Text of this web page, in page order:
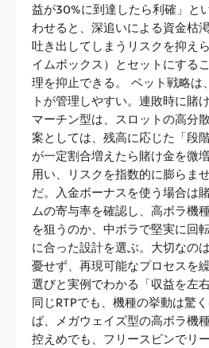
益が30%に到達したら利確」と
わせると、深追いによる資金枯
吐き出してしまうリスクを抑え
イムボックス）とセットにする
理を抑止できる。 ベット戦略は
トが管理しやすい。連敗時に賭
マーチン型は、スロットの高分
案としては、残高に応じた「段
が一定割合増えたら賭け金を微
用い、リスクを指数的に膨らま
だ。入金ボーナスを使う場合は
ムの寄与率を確認し、高ボラ機
を狙うのか、中ボラで堅実に回
に合った設計を選ぶ。大切なの
憂せず、再現可能なプロセスを
選びと実例でわかる「収益を左
同じRTPでも、機種の挙動は驚
ば、メガウェイズ型の高ボラ機
控えめでも、フリースピンでリ